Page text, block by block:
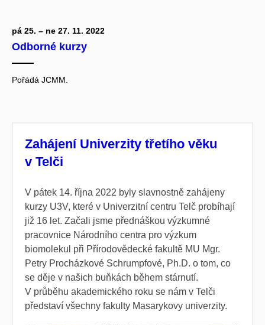
pá 25. – ne 27. 11. 2022
Odborné kurzy
Pořádá JCMM.
Zahájení Univerzity třetího věku
v Telči
V pátek 14. října 2022 byly slavnostně zahájeny
kurzy U3V, které v Univerzitní centru Telč probíhají
již 16 let. Začali jsme přednáškou výzkumné
pracovnice Národního centra pro výzkum
biomolekul při Přírodovědecké fakultě MU Mgr.
Petry Procházkové Schrumpfové, Ph.D. o tom, co
se děje v našich buňkách během stárnutí.
V průběhu akademického roku se nám v Telči
představí všechny fakulty Masarykovy univerzity.